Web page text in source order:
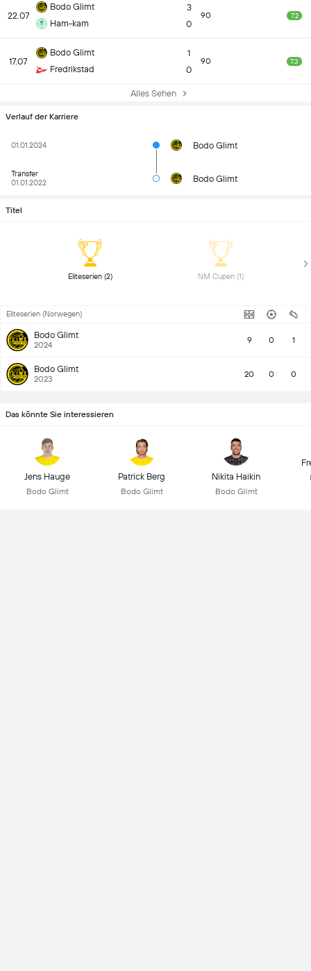
22.07
Bodo Glimt
Ham-kam
3
0
90 7.2
17.07
Bodo Glimt
Fredrikstad
1
0
90 7.3
Alles Sehen
Verlauf der Karriere
01.01.2024 Bodo Glimt
Transfer
01.01.2022
Bodo Glimt
Titel
Eliteserien (2)
Eliteserien (Norwegen)
Bodo Glimt
2024 9 0 1
Bodo Glimt
2023 20 0 0
Das könnte Sie interessieren
Jens Hauge
Bodo Glimt
Patrick Berg
Bodo Glimt
Nikita Haikin
Bodo Glimt